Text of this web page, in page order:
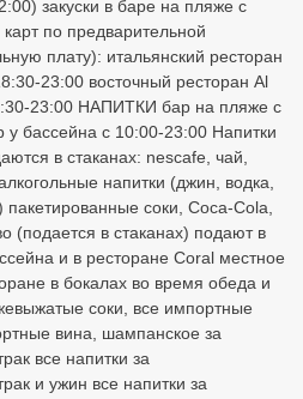
закуски в баре на пляже с
по предварительной
плату): итальянский ресторан
23:00 восточный ресторан Al
23:00 НАПИТКИ бар на пляже с
у бассейна с 10:00-23:00 Напитки
в стаканах: nescafe, чай,
напитки (джин, водка,
соки, Coca-Cola,
(подается в стаканах) подают в
и в ресторане Coral местное
в бокалах во время обеда и
соки, все импортные
вина, шампанское за
все напитки за
и ужин все напитки за